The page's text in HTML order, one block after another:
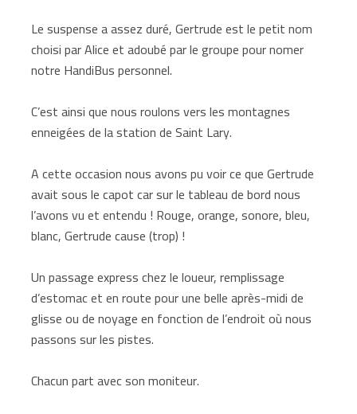
Le suspense a assez duré, Gertrude est le petit nom
choisi par Alice et adoubé par le groupe pour nomer
notre HandiBus personnel.
C’est ainsi que nous roulons vers les montagnes
enneigées de la station de Saint Lary.
A cette occasion nous avons pu voir ce que Gertrude
avait sous le capot car sur le tableau de bord nous
l’avons vu et entendu ! Rouge, orange, sonore, bleu,
blanc, Gertrude cause (trop) !
Un passage express chez le loueur, remplissage
d’estomac et en route pour une belle après-midi de
glisse ou de noyage en fonction de l’endroit où nous
passons sur les pistes.
Chacun part avec son moniteur.